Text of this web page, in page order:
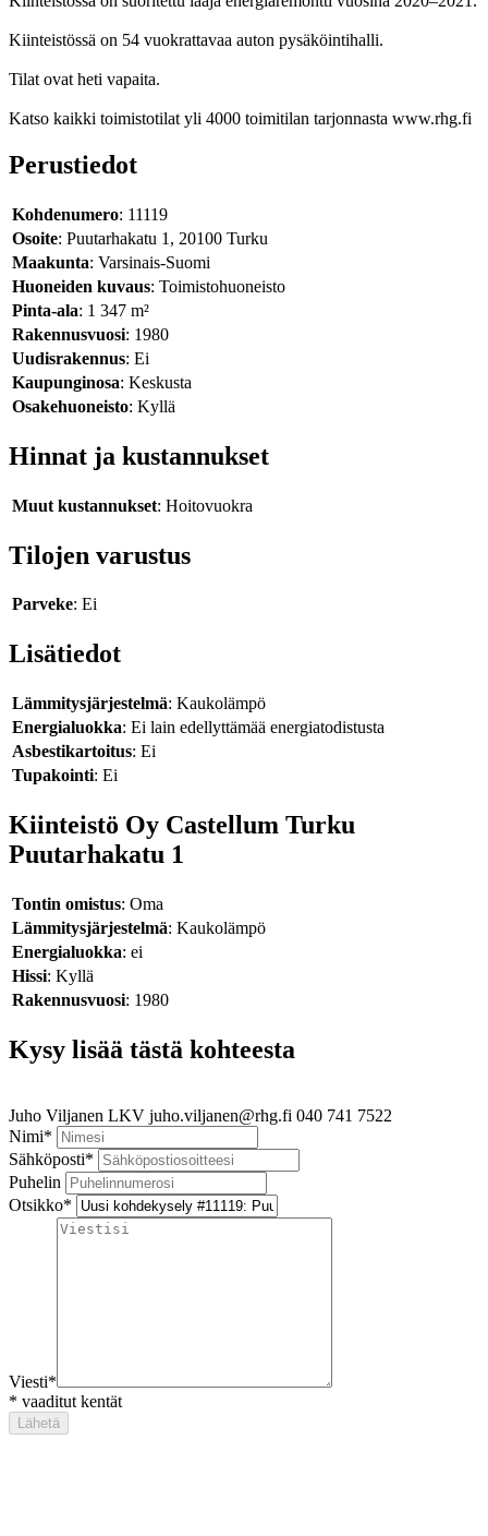
Kiinteistössä on 54 vuokrattavaa auton pysäköintihalli.
Tilat ovat heti vapaita.
Katso kaikki toimistotilat yli 4000 toimitilan tarjonnasta www.rhg.fi
Perustiedot
Kohdenumero: 11119
Osoite: Puutarhakatu 1, 20100 Turku
Maakunta: Varsinais-Suomi
Huoneiden kuvaus: Toimistohuoneisto
Pinta-ala: 1 347 m²
Rakennusvuosi: 1980
Uudisrakennus: Ei
Kaupunginosa: Keskusta
Osakehuoneisto: Kyllä
Hinnat ja kustannukset
Muut kustannukset: Hoitovuokra
Tilojen varustus
Parveke: Ei
Lisätiedot
Lämmitysjärjestelmä: Kaukolämpö
Energialuokka: Ei lain edellyttämää energiatodistusta
Asbestikartoitus: Ei
Tupakointi: Ei
Kiinteistö Oy Castellum Turku
Puutarhakatu 1
Tontin omistus: Oma
Lämmitysjärjestelmä: Kaukolämpö
Energialuokka: ei
Hissi: Kyllä
Rakennusvuosi: 1980
Kysy lisää tästä kohteesta
Juho Viljanen LKV juho.viljanen@rhg.fi 040 741 7522
Nimi*
Sähköposti*
Puhelin
Otsikko*
Viesti*
* vaaditut kentät